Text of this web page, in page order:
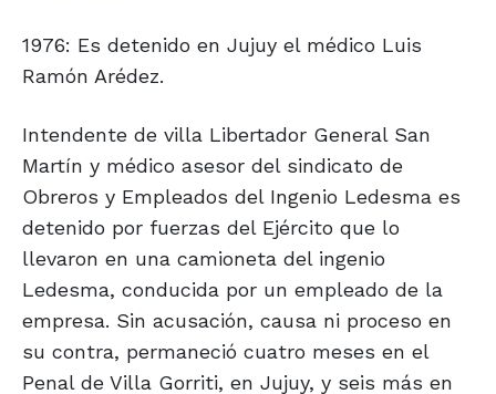
1976: Es detenido en Jujuy el médico Luis
Ramón Arédez.
Intendente de villa Libertador General San
Martín y médico asesor del sindicato de
Obreros y Empleados del Ingenio Ledesma es
detenido por fuerzas del Ejército que lo
llevaron en una camioneta del ingenio
Ledesma, conducida por un empleado de la
empresa. Sin acusación, causa ni proceso en
su contra, permaneció cuatro meses en el
Penal de Villa Gorriti, en Jujuy, y seis más en